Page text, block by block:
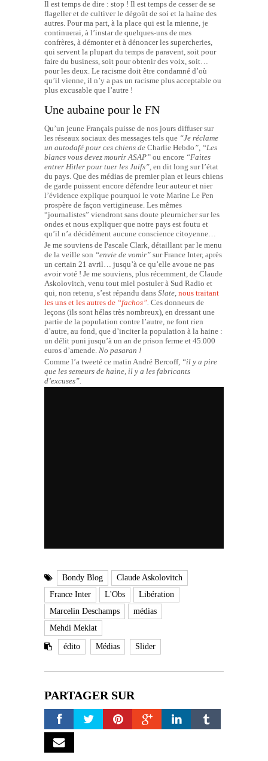
Il est temps de dire : stop ! Il est temps de cesser de se
flageller et de cultiver le dégoût de soi et la haine des
autres. Pour ma part, à la place qui est la mienne, je
continuerai, à l’instar de quelques-uns de mes
confrères, à démonter et à dénoncer les supercheries,
qui servent la plupart du temps de paravent, soit pour
faire du business, soit pour obtenir des voix, soit…
pour les deux. Le racisme doit être condamné d’où
qu’il vienne, il n’y a pas un racisme plus acceptable ou
plus excusable que l’autre !
Une aubaine pour le FN
Qu’un jeune Français puisse de nos jours diffuser sur
les réseaux sociaux des messages tels que “Je réclame
un autodafé pour ces chiens de Charlie Hebdo ”, “Les
blancs vous devez mourir ASAP” ou encore “Faites
entrer Hitler pour tuer les Juifs”, en dit long sur l’état
du pays. Que des médias de premier plan et leurs chiens
de garde puissent encore défendre leur auteur et nier
l’évidence explique pourquoi le vote Marine Le Pen
prospère de façon vertigineuse. Les mêmes
“journalistes” viendront sans doute pleurnicher sur les
ondes et nous expliquer que notre pays est foutu et
qu’il n’a décidément aucune conscience citoyenne…
Je me souviens de Pascale Clark, détaillant par le menu
de la veille son “envie de vomir” sur France Inter, après
un certain 21 avril… jusqu’à ce qu’elle avoue ne pas
avoir voté ! Je me souviens, plus récemment, de Claude
Askolovitch, venu tout miel postuler à Sud Radio et
qui, non retenu, s’est répandu dans Slate nous traitant
les uns et les autres de “fachos” Ces donneurs de
leçons (ils sont hélas très nombreux), en dressant une
partie de la population contre l’autre, ne font rien
d’autre, au fond, que d’inciter la population à la haine :
un délit puni jusqu’à un an de prison ferme et 45.000
euros d’amende. No pasaran !
Comme l’a tweeté ce matin André Bercoff, “il y a pire
que les semeurs de haine, il y a les fabricants
d’excuses”.
Bondy Blog
Claude Askolovitch
France Inter
L'Obs
Libération
Marcelin Deschamps
médias
Mehdi Meklat
édito Médias Slider
PARTAGER SUR